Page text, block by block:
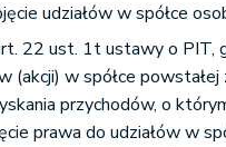
udziałów w spółce
22 ust. 1t ustawy o PIT,
(akcji) w spółce
przychodów, o
prawa do udziałów w